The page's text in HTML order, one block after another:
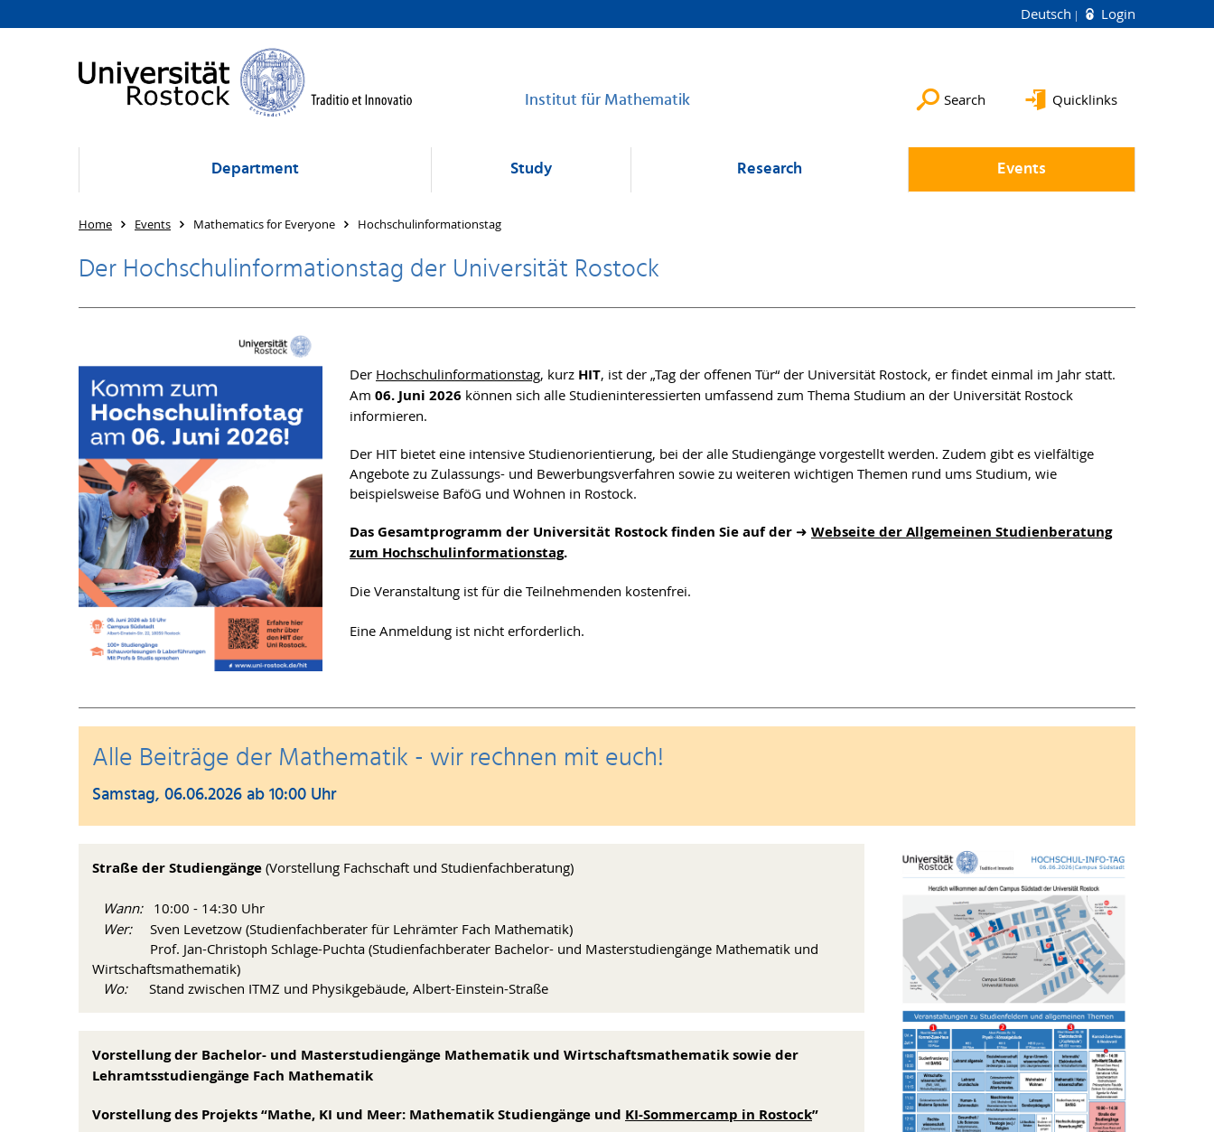
Deutsch Login
Institut für Mathematik Search Quicklinks
Department Study Research Events
Home Events Mathematics for Everyone Hochschulinformationstag
Der Hochschulinformationstag der Universität Rostock
Der Hochschulinformationstag, kurz HIT, ist der „Tag der offenen Tür“ der Universität Rostock, er findet einmal im Jahr statt.
Am 06. Juni 2026 können sich alle Studieninteressierten umfassend zum Thema Studium an der Universität Rostock
informieren.
Der HIT bietet eine intensive Studienorientierung, bei der alle Studiengänge vorgestellt werden. Zudem gibt es vielfältige
Angebote zu Zulassungs- und Bewerbungsverfahren sowie zu weiteren wichtigen Themen rund ums Studium, wie
beispielsweise BaföG und Wohnen in Rostock.
Das Gesamtprogramm der Universität Rostock finden Sie auf der ➜ Webseite der Allgemeinen Studienberatung
zum Hochschulinformationstag.
Die Veranstaltung ist für die Teilnehmenden kostenfrei.
Eine Anmeldung ist nicht erforderlich.
Alle Beiträge der Mathematik - wir rechnen mit euch!
Samstag, 06.06.2026 ab 10:00 Uhr
Straße der Studiengänge (Vorstellung Fachschaft und Studienfachberatung)
Wann:
10:00 - 14:30 Uhr
Wer:Sven Levetzow (Studienfachberater für Lehrämter Fach Mathematik)
Prof. Jan-Christoph Schlage-Puchta (Studienfachberater Bachelor- und Masterstudiengänge Mathematik und
Wirtschaftsmathematik)
Wo:
Stand zwischen ITMZ und Physikgebäude, Albert-Einstein-Straße
Vorstellung der Bachelor- und Masterstudiengänge Mathematik und Wirtschaftsmathematik sowie der
Lehramtsstudiengänge Fach Mathematik
Vorstellung des Projekts “Mathe, KI und Meer: Mathematik Studiengänge und KI-Sommercamp in Rostock”